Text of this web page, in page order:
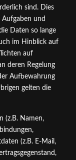
sind. Dies
und
Daten so lange
im Hinblick auf
auf
deren Regelung
Aufbewahrung
gelten die
(z.B. Namen,
(z.B. E-Mail,